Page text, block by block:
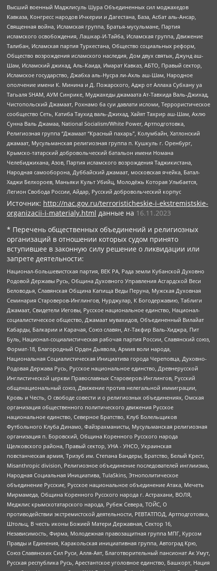
Высший военный Маджлисуль Шура Объединенных сил моджахедов
Кавказа, Конгресс народов Ичкерии и Дагестана, База, Асбат аль-Ансар,
Священная война, Исламская группа, Братья-мусульмане, Партия
исламского освобождения, Лашкар-И-Тайба, Исламская группа, Движение
Талибан, Исламская партия Туркестана, Общество социальных реформ,
Общество возрождения исламского наследия, Дом двух святых, Джунд аш-
Шам, Исламский джихад, Аль-Каида, Имарат Кавказ, АБТО, Правый сектор,
Исламское государство, Джабха аль-Нусра ли-Ахль аш-Шам, Народное
ополчение имени К. Минина и Д. Пожарского, Аджр от Аллаха Субхану уа
Тагьаля SHAM, АУМ Синрике, Муджахеды джамаата Ат-Тавхида Валь-Джихад,
Чистопольский Джамаат, Рохнамо ба суи давлати исломи, Террористическое
сообщество Сеть, Катиба Таухид валь-Джихад, Хайят Тахрир аш-Шам, Ахлю
Сунна Валь Джамаа, National Socialism/White Power, Артподготовка,
Религиозная группа “Джамаат “Красный пахарь”, Колумбайн, Хатлонский
джамаат, Мусульманская религиозная группа п. Кушкуль г. Оренбург,
Крымско-татарский добровольческий батальон имени Номана
Челебиджихана, Азов, Партия исламского возрождения Таджикистана,
Народная самооборона, Дуббайский джамаат, московская ячейка, Батал-
Хаджи Белхороев, Маньяки Культ Убийц, Молодёжь Которая Улыбается,
Легион Свобода России, Айдар, Русский добровольческий корпус
Источник: http://nac.gov.ru/terroristicheskie-i-ekstremistskie-
organizacii-i-materialy.html данные на 16.11.2023
* Перечень общественных объединений и религиозных
организаций в отношении которых судом принято
вступившее в законную силу решение о ликвидации или
запрете деятельности:
Национал-большевистская партия, ВЕК РА, Рада земли Кубанской Духовно
Родовой Державы Русь, Община Духовного Управления Асгардской Веси
Беловодья, Славянская Община Капища Веды Перуна, Мужская Духовная
Семинария Староверов-Инглингов, Нурджулар, К Богодержавию, Таблиги
Джамаат, Свидетели Иеговы, Русское национальное единство, Национал-
социалистическое общество, Джамаат мувахидов, Объединенный Вилайат
Кабарды, Балкарии и Карачая, Союз славян, Ат-Такфир Валь-Хиджра, Пит
Буль, Национал-социалистическая рабочая партия России, Славянский союз,
Формат-18, Благородный Орден Дьявола, Армия воли народа,
Национальная Социалистическая Инициатива города Череповца, Духовно-
Родовая Держава Русь, Русское национальное единство, Древнерусской
Инглистической церкви Православных Староверов-Инглингов, Русский
общенациональный союз, Движение против нелегальной иммиграции,
Кровь и Честь, О свободе совести и о религиозных объединениях, Омская
организация общественного политического движения Русское
национальное единство, Северное Братство, Клуб Болельщиков
Футбольного Клуба Динамо, Файзрахманисты, Мусульманская религиозная
организация п. Боровский, Община Коренного Русского народа
Щелковского района, Правый сектор, УНА - УНСО, Украинская
повстанческая армия, Тризуб им. Степана Бандеры, Братство, Белый Крест,
Misanthropic division, Религиозное объединение последователей инглиизма,
Народная Социальная Инициатива, TulaSkins, Этнополитическое
объединение Русские, Русское национальное объединение Атака, Мечеть
Мирмамеда, Община Коренного Русского народа г. Астрахани, ВОЛЯ,
Меджлис крымскотатарского народа, Рубеж Севера, ТОЙС, О
противодействии экстремистской деятельности, РЕВТАТПОД, Артподготовка,
Штольц, В честь иконы Божией Матери Державная, Сектор 16,
Независимость, Фирма, Молодежная правозащитная группа МПГ, Курсом
Правды и Единения, Каракольская инициативная группа, Автоград Крю,
Союз Славянских Сил Руси, Алля-Аят, Благотворительный пансионат Ак Умут,
Русская республика Русь, Арестантское уголовное единство, Башкорт, Нация